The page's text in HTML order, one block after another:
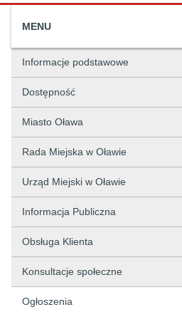
MENU
Informacje podstawowe
Dostępność
Miasto Oława
Rada Miejska w Oławie
Urząd Miejski w Oławie
Informacja Publiczna
Obsługa Klienta
Konsultacje społeczne
Ogłoszenia